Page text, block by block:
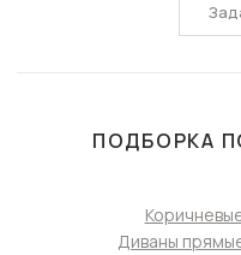
ПОДБОРКА
Диваны